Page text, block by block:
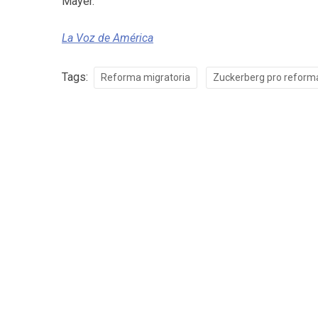
La Voz de América
Tags: Reforma migratoria Zuckerberg pro